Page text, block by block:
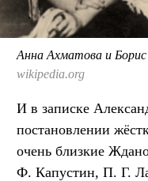
Анна Ахматова и
wikipedia.org
И в записке
постановлении
очень близкие
Ф. Капустин, П. Г.